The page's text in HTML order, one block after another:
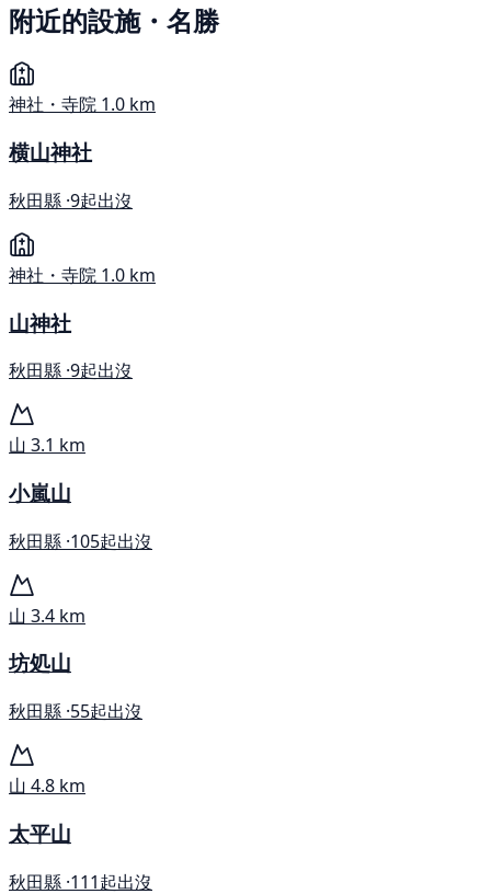
附近的設施・名勝
神社・寺院 1.0 km
横山神社
秋田縣 ·9起出沒
神社・寺院 1.0 km
山神社
秋田縣 ·9起出沒
山 3.1 km
小嵐山
秋田縣 ·105起出沒
山 3.4 km
坊処山
秋田縣 ·55起出沒
山 4.8 km
太平山
秋田縣 ·111起出沒